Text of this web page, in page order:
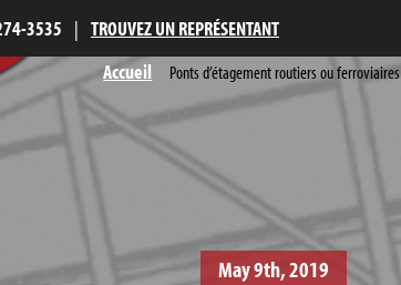
3535 | TROUVEZ UN REPRÉSENTANT
Accueil Ponts d’étagement routiers ou ferroviaires
May 9th, 2019